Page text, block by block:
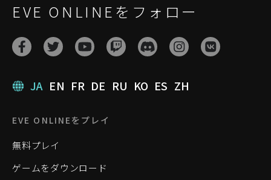
EVE ONLINEをフォロー
JA EN FR DE RU KO ES ZH
EVE ONLINEをプレイ
無料プレイ
ゲームをダウンロード